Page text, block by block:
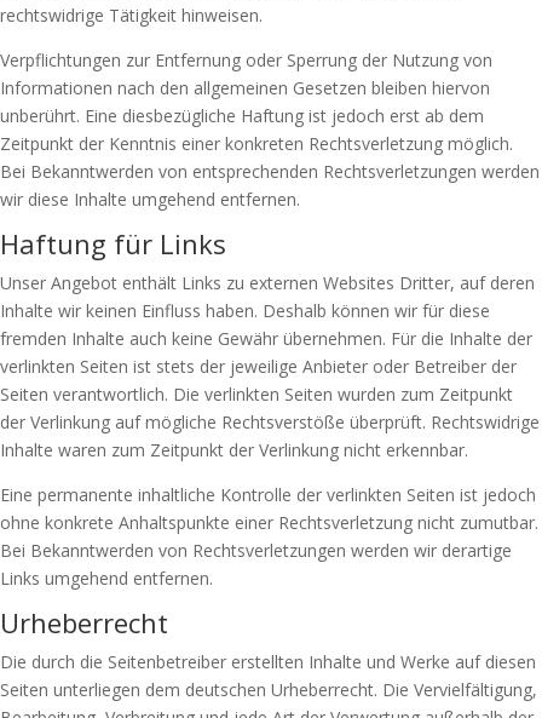
rechtswidrige Tätigkeit hinweisen.
Verpflichtungen zur Entfernung oder Sperrung der Nutzung von
Informationen nach den allgemeinen Gesetzen bleiben hiervon
unberührt. Eine diesbezügliche Haftung ist jedoch erst ab dem
Zeitpunkt der Kenntnis einer konkreten Rechtsverletzung möglich.
Bei Bekanntwerden von entsprechenden Rechtsverletzungen werden
wir diese Inhalte umgehend entfernen.
Haftung für Links
Unser Angebot enthält Links zu externen Websites Dritter, auf deren
Inhalte wir keinen Einfluss haben. Deshalb können wir für diese
fremden Inhalte auch keine Gewähr übernehmen. Für die Inhalte der
verlinkten Seiten ist stets der jeweilige Anbieter oder Betreiber der
Seiten verantwortlich. Die verlinkten Seiten wurden zum Zeitpunkt
der Verlinkung auf mögliche Rechtsverstöße überprüft. Rechtswidrige
Inhalte waren zum Zeitpunkt der Verlinkung nicht erkennbar.
Eine permanente inhaltliche Kontrolle der verlinkten Seiten ist jedoch
ohne konkrete Anhaltspunkte einer Rechtsverletzung nicht zumutbar.
Bei Bekanntwerden von Rechtsverletzungen werden wir derartige
Links umgehend entfernen.
Urheberrecht
Die durch die Seitenbetreiber erstellten Inhalte und Werke auf diesen
Seiten unterliegen dem deutschen Urheberrecht. Die Vervielfältigung,